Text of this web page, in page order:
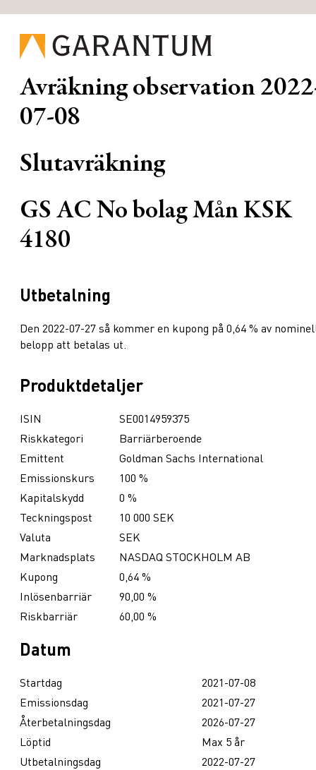
Avräkning observation
07-08
Slutavräkning
GS AC No bolag Mån KSK
4180
Utbetalning
Den 2022-07-27 så kommer en kupong på 0,64 % av
belopp att betalas ut.
Produktdetaljer
ISIN
SE0014959375
Riskkategori
Barriärberoende
Emittent
Goldman Sachs International
Emissionskurs
100 %
Kapitalskydd
0 %
Teckningspost
10 000 SEK
Valuta
SEK
Marknadsplats
NASDAQ STOCKHOLM AB
Kupong
0,64 %
Inlösenbarriär
90,00 %
Riskbarriär
60,00 %
Datum
Startdag
2021-07-08
Emissionsdag
2021-07-27
Återbetalningsdag
2026-07-27
Löptid
Max 5 år
Utbetalningsdag
2022-07-27